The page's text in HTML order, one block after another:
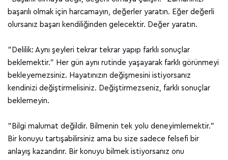
başarılı olmak için harcamayın, değerler yaratın. Eğer değerli
olursanız başarı kendiliğinden gelecektir. Değer yaratın.
"Delilik: Aynı şeyleri tekrar tekrar yapıp farklı sonuçlar
beklemektir." Her gün aynı rutinde yaşayarak farklı görünmeyi
bekleyemezsiniz. Hayatınızın değişmesini istiyorsanız
kendinizi değiştirmelisiniz. Değiştirmezseniz, farklı sonuçlar
beklemeyin.
"Bilgi malumat değildir. Bilmenin tek yolu deneyimlemektir."
Bir konuyu tartışabilirsiniz ama bu size sadece felsefi bir
anlayış kazandırır. Bir konuyu bilmek istiyorsanız onu